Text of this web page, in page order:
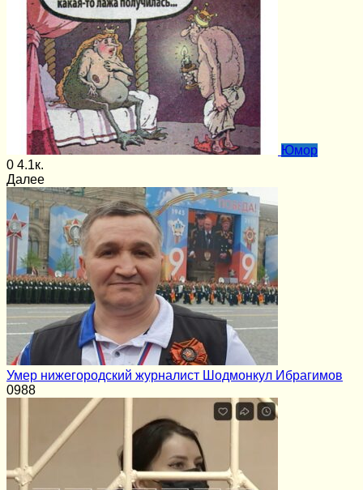
Юмор
0 4.1к.
Далее
Умер нижегородский журналист Шодмонкул Ибрагимов
0988